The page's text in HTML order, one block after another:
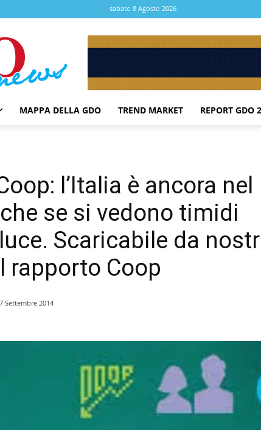
sabato 8 Agosto 2026
MAPPA DELLA GDO TREND MARKET REPORT GDO
l’Italia è ancora nel
se si vedono timidi
Scaricabile da
rapporto Coop
7 Settembre 2014